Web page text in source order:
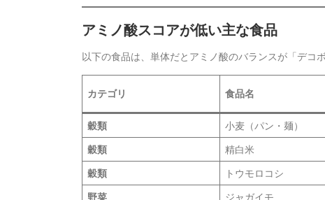
アミノ酸スコアが低い主な食品
以下の食品は、単体だとアミノ酸のバランスが「デコ
カテゴリ 食品名
穀類
小麦（パン・麺）
穀類
精白米
穀類
トウモロコシ
野菜
ジャガイモ